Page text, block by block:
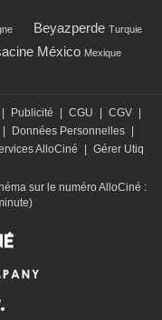
Beyazperde Turquie
México Mexique
Publicité CGU CGV
Données Personnelles
AlloCiné
Gérer Utiq
sur le numéro AlloCiné :